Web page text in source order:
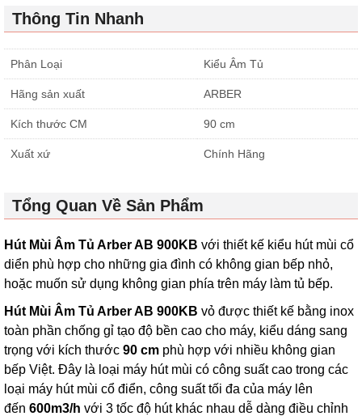
Thông Tin Nhanh
Phân Loại Kiểu Âm Tủ
Hãng sản xuất ARBER
Kích thước CM 90 cm
Xuất xứ Chính Hãng
Tổng Quan Về Sản Phẩm
Hút Mùi Âm Tủ Arber AB 900KB với thiết kế kiểu hút mùi cổ
diển phù hợp cho những gia đình có không gian bếp nhỏ,
hoặc muốn sử dụng không gian phía trên máy làm tủ bếp.
Hút Mùi Âm Tủ Arber AB 900KB vỏ được thiết kế bằng inox
toàn phần chống gỉ tạo độ bền cao cho máy, kiểu dáng sang
trọng với kích thước 90 cm phù hợp với nhiều không gian
bếp Việt. Đây là loại máy hút mùi có công suất cao trong các
loại máy hút mùi cổ điển, công suất tối đa của máy lên
đến 600m3/h với 3 tốc độ hút khác nhau dễ dàng điều chỉnh